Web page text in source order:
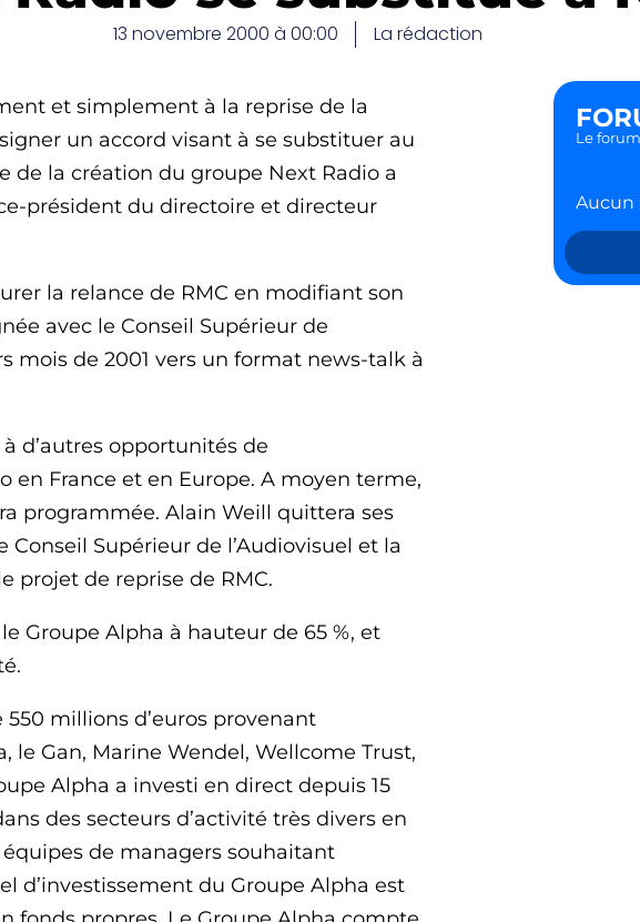
13 novembre 2000 à 00:00 La rédaction
et simplement à la reprise de la
un accord visant à se substituer au
de la création du groupe Next Radio a
président du directoire et directeur
la relance de RMC en modifiant son
avec le Conseil Supérieur de
mois de 2001 vers un format news-talk à
d’autres opportunités de
en France et en Europe. A moyen terme,
programmée. Alain Weill quittera ses
Supérieur de l’Audiovisuel et la
projet de reprise de RMC.
Groupe Alpha à hauteur de 65 %, et
millions d’euros provenant
le Gan, Marine Wendel, Wellcome Trust,
Alpha a investi en direct depuis 15
des secteurs d’activité très divers en
de managers souhaitant
d’investissement du Groupe Alpha est
Le
Aucun